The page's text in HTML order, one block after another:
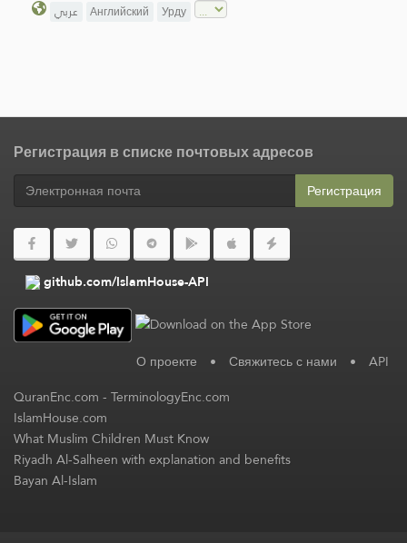
عربي Английский Урду
Регистрация в списке почтовых адресов
Регистрация
github.com/IslamHouse-API
О проекте • Свяжитесь с нами • API
QuranEnc.com-TerminologyEnc.com
IslamHouse.com
What Muslim Children Must Know
Riyadh Al-Salheen with explanation and benefits
Bayan Al-Islam